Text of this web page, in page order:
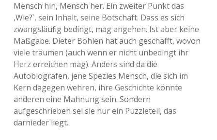
Mensch hin, Mensch her. Ein zweiter Punkt das
‚Wie?`, sein Inhalt, seine Botschaft. Dass es sich
zwangsläufig bedingt, mag angehen. Ist aber keine
Maßgabe. Dieter Bohlen hat auch geschafft, wovon
viele träumen (auch wenn er nicht unbedingt ihr
Herz erreichen mag). Anders sind da die
Autobiografen, jene Spezies Mensch, die sich im
Kern dagegen wehren, ihre Geschichte könnte
anderen eine Mahnung sein. Sondern
aufgeschrieben sei sie nur ein Puzzleteil, das
darnieder liegt.